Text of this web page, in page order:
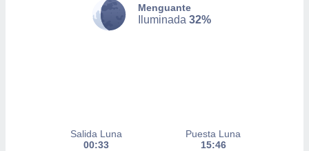
Menguante
Iluminada 32%
Salida Luna
00:33
Puesta Luna
15:46